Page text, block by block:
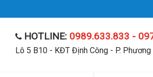
HOTLINE: 0989.633.833 -
Lô 5 B10 - KĐT Định Công - P.